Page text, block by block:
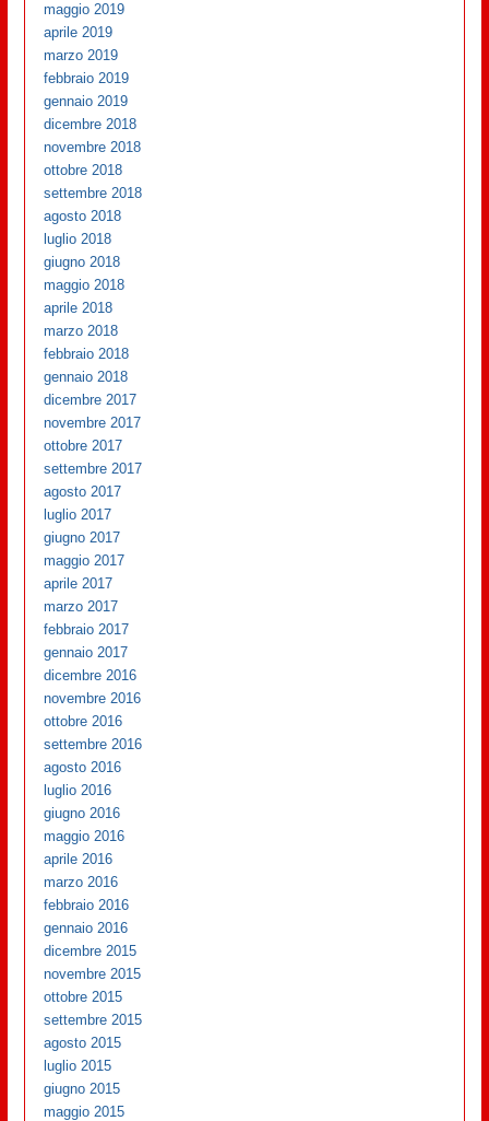
maggio 2019
aprile 2019
marzo 2019
febbraio 2019
gennaio 2019
dicembre 2018
novembre 2018
ottobre 2018
settembre 2018
agosto 2018
luglio 2018
giugno 2018
maggio 2018
aprile 2018
marzo 2018
febbraio 2018
gennaio 2018
dicembre 2017
novembre 2017
ottobre 2017
settembre 2017
agosto 2017
luglio 2017
giugno 2017
maggio 2017
aprile 2017
marzo 2017
febbraio 2017
gennaio 2017
dicembre 2016
novembre 2016
ottobre 2016
settembre 2016
agosto 2016
luglio 2016
giugno 2016
maggio 2016
aprile 2016
marzo 2016
febbraio 2016
gennaio 2016
dicembre 2015
novembre 2015
ottobre 2015
settembre 2015
agosto 2015
luglio 2015
giugno 2015
maggio 2015